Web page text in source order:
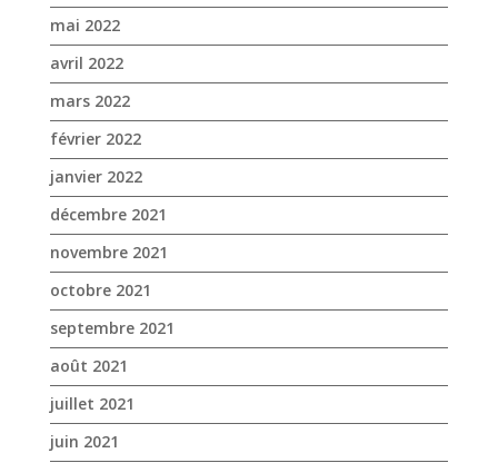
mai 2022
avril 2022
mars 2022
février 2022
janvier 2022
décembre 2021
novembre 2021
octobre 2021
septembre 2021
août 2021
juillet 2021
juin 2021